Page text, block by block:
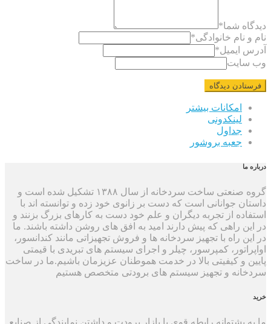
دیدگاه شما*
نام و نام خانوادگی*
آدرس ایمیل*
وب سایت
امکانات بیشتر
لینکدونی
جداول
جعبه بروشور
درباره ما
گروه صنعتی ساخت سردخانه از سال ۱۳۸۸ تشکیل شده است و
داستان جوانانی است که دست بر زانوی خود زده و توانسته اند با
استفاده از تجربه دیگران و علم خود دست به کارهای بزرگ بزنند و
در این راهی که پیش دارند امید به افق های روشن داشته باشند. ما
در این راه با تجهیز سردخانه ها و فروش تجهیزاتی مانند کندانسور،
اواپراتور، کمپرسور، چیلر و اجرای سیستم های تبریدی با قیمتی
پایین و کیفیتی بالا در خدمت هموطنان عزیزمان باشیم.ما در ساخت
سردخانه و تجهیز سیستم های برودتی متخصص هستیم
خرید
ما به پشتوانه رابطه قوی با بازار برودت و داشتن نمایندگی از صنایع